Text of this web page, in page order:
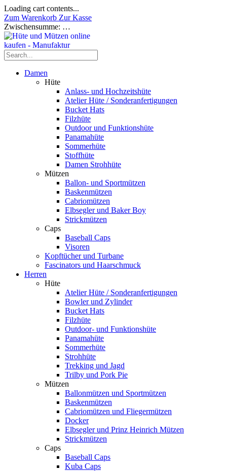
Loading cart contents...
Zum Warenkorb Zur Kasse
Zwischensumme: …
Damen
Hüte
Anlass- und Hochzeitshüte
Atelier Hüte / Sonderanfertigungen
Bucket Hats
Filzhüte
Outdoor und Funktionshüte
Panamahüte
Sommerhüte
Stoffhüte
Damen Strohhüte
Mützen
Ballon- und Sportmützen
Baskenmützen
Cabriomützen
Elbsegler und Baker Boy
Strickmützen
Caps
Baseball Caps
Visoren
Kopftücher und Turbane
Fascinators und Haarschmuck
Herren
Hüte
Atelier Hüte / Sonderanfertigungen
Bowler und Zylinder
Bucket Hats
Filzhüte
Outdoor- und Funktionshüte
Panamahüte
Sommerhüte
Strohhüte
Trekking und Jagd
Trilby und Pork Pie
Mützen
Ballonmützen und Sportmützen
Baskenmützen
Cabriomützen und Fliegermützen
Docker
Elbsegler und Prinz Heinrich Mützen
Strickmützen
Caps
Baseball Caps
Kuba Caps